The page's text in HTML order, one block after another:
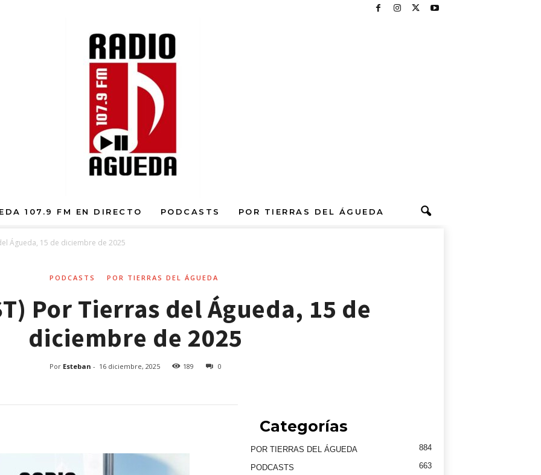
107.9 FM EN DIRECTO PODCASTS POR TIERRAS DEL ÁGUEDA
Águeda, 15 de diciembre de 2025
PODCASTS POR TIERRAS DEL ÁGUEDA
Por Tierras del Águeda, 15 de
diciembre de 2025
Por Esteban - 16 diciembre, 2025 189 0
Categorías
POR TIERRAS DEL ÁGUEDA 884
PODCASTS 663